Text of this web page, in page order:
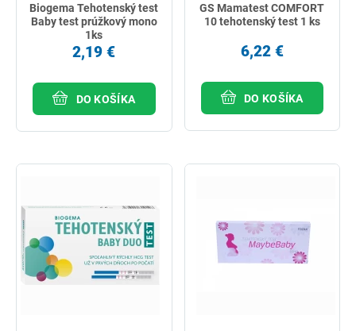
Biogema Tehotenský test
Baby test prúžkový mono
1ks
2,19 €
DO KOŠÍKA
GS Mamatest COMFORT
10 tehotenský test 1 ks
6,22 €
DO KOŠÍKA